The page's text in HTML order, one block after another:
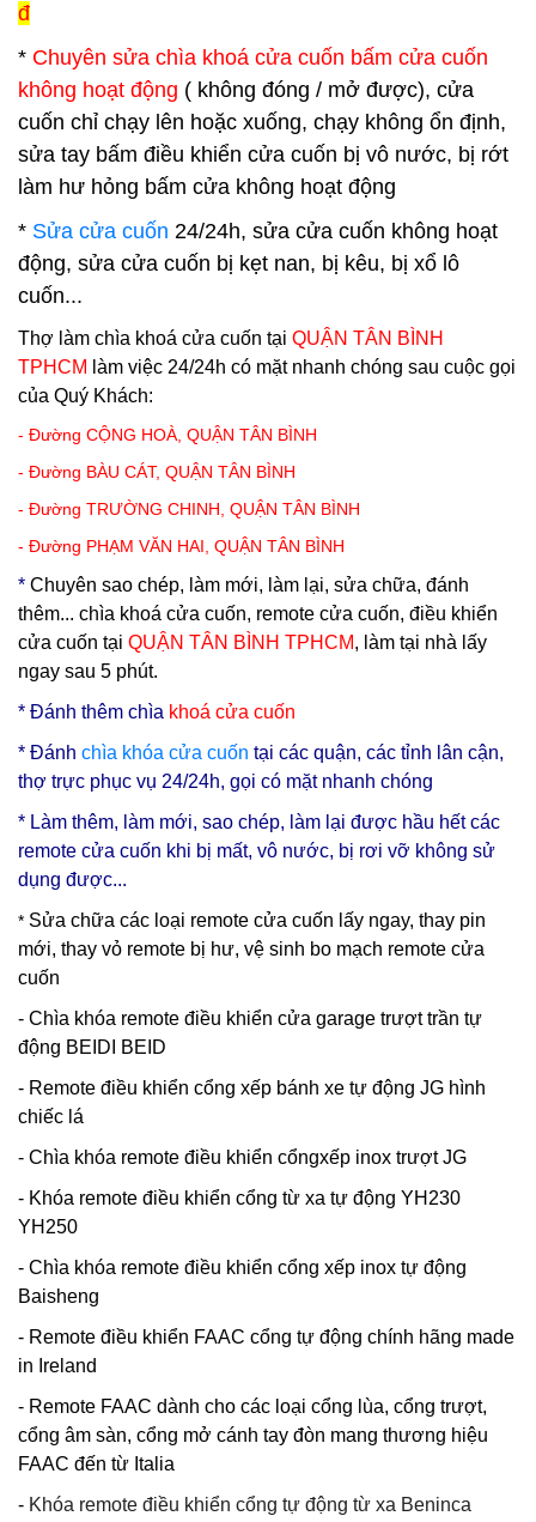
đ
* Chuyên sửa chìa khoá cửa cuốn bấm cửa cuốn
không hoạt động ( không đóng / mở được), cửa
cuốn chỉ chạy lên hoặc xuống, chạy không ổn định,
sửa tay bấm điều khiển cửa cuốn bị vô nước, bị rớt
làm hư hỏng bấm cửa không hoạt động
* Sửa cửa cuốn 24/24h, sửa cửa cuốn không hoạt
động, sửa cửa cuốn bị kẹt nan, bị kêu, bị xổ lô
cuốn...
Thợ làm chìa khoá cửa cuốn tại QUẬN TÂN BÌNH
TPHCM làm việc 24/24h có mặt nhanh chóng sau cuộc gọi
của Quý Khách:
- Đường CỘNG HOÀ, QUẬN TÂN BÌNH
- Đường BÀU CÁT, QUẬN TÂN BÌNH
- Đường TRƯỜNG CHINH, QUẬN TÂN BÌNH
- Đường PHẠM VĂN HAI, QUẬN TÂN BÌNH
* Chuyên sao chép, làm mới, làm lại, sửa chữa, đánh
thêm... chìa khoá cửa cuốn, remote cửa cuốn, điều khiển
cửa cuốn tại QUẬN TÂN BÌNH TPHCM, làm tại nhà lấy
ngay sau 5 phút.
* Đánh thêm chìa khoá cửa cuốn
* Đánh chìa khóa cửa cuốn tại các quận, các tỉnh lân cận,
thợ trực phục vụ 24/24h, gọi có mặt nhanh chóng
* Làm thêm, làm mới, sao chép, làm lại được hầu hết các
remote cửa cuốn khi bị mất, vô nước, bị rơi vỡ không sử
dụng được...
* Sửa chữa các loại remote cửa cuốn lấy ngay, thay pin
mới, thay vỏ remote bị hư, vệ sinh bo mạch remote cửa
cuốn
- Chìa khóa remote điều khiển cửa garage trượt trần tự
động BEIDI BEID
- Remote điều khiển cổng xếp bánh xe tự động JG hình
chiếc lá
- Chìa khóa remote điều khiển cổngxếp inox trượt JG
- Khóa remote điều khiển cổng từ xa tự động YH230
YH250
- Chìa khóa remote điều khiển cổng xếp inox tự động
Baisheng
- Remote điều khiển FAAC cổng tự động chính hãng made
in Ireland
- Remote FAAC dành cho các loại cổng lùa, cổng trượt,
cổng âm sàn, cổng mở cánh tay đòn mang thương hiệu
FAAC đến từ Italia
- Khóa remote điều khiển cổng tự động từ xa Beninca